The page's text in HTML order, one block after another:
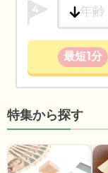
4
最短1分
特集から探す